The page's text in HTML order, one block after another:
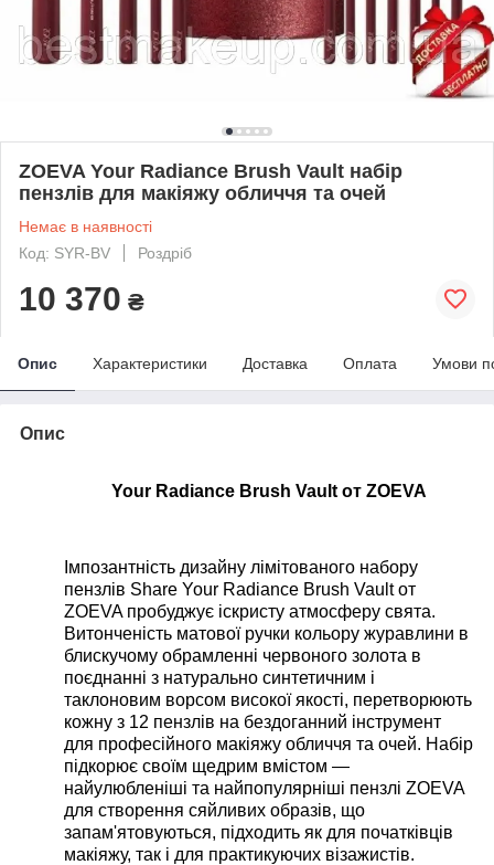
ZOEVA Your Radiance Brush Vault набір
пензлів для макіяжу обличчя та очей
Немає в наявності
Код: SYR-BV
Роздріб
10 370 ₴
Опис Характеристики Доставка Оплата Умови
Опис
Your Radiance Brush Vault от ZOEVA
Імпозантність дизайну лімітованого набору
пензлів Share Your Radiance Brush Vaultот
ZOEVA пробуджує іскристу атмосферу свята.
Витонченість матової ручки кольору журавлини в
блискучому обрамленні червоного золота в
поєднанні з натурально синтетичним і
таклоновим ворсом високої якості, перетворюють
кожну з 12 пензлів на бездоганний інструмент
для професійного макіяжу обличчя та очей. Набір
підкорює своїм щедрим вмістом —
найулюбленіші та найпопулярніші пензлі ZOEVA
для створення сяйливих образів, що
запам'ятовуються, підходить як для початківців
макіяжу, так і для практикуючих візажистів.